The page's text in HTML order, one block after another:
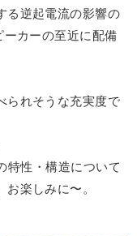
る逆起電流の影響の
カーの至近に配備
られそうな充実度で
特性・構造について
楽しみに〜。